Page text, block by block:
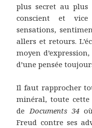
plus secret au plus
conscient et
sensations,
allers et retours.
moyen
d’une pensée
Il faut rapprocher
minéral, toute cette
de Documents 34où
Freud contre ses